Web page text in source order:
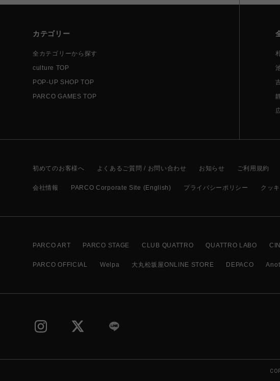
カテゴリー
全カテゴリーから探す
culture TOP
POP-UP SHOP TOP
PARCO GAMES TOP
初めてのお客様へ よくあるご質問 / お問い合わせ お知らせ ご利用規約
会社情報 PARCO Corporate Site (English) プライバシーポリシー クッ
PARCO ART PARCO STAGE CLUB QUATTRO QUATTRO LABO
PARCO OFFICIAL Welpa 大丸松坂屋ONLINE STORE DEPACO